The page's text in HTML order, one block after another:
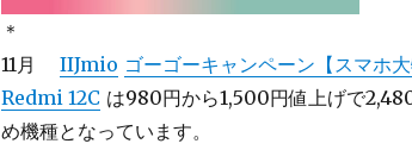
＊
11月 IIJmio ゴーゴーキャンペーン【スマホ大
Redmi 12C は980円から1,500円値上げで
め機種となっています。